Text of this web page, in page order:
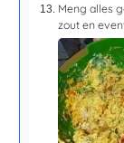
Meng alles
zout en